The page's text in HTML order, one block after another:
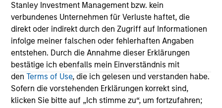
Stanley Investment Management bzw. kein
verbundenes Unternehmen für Verluste haftet, die
direkt oder indirekt durch den Zugriff auf Informationen
infolge meiner falschen oder fehlerhaften Angaben
entstehen. Durch die Annahme dieser Erklärungen
bestätige ich ebenfalls mein Einverständnis mit
denTerms of Use, die ich gelesen und verstanden habe.
Sofern die vorstehenden Erklärungen korrekt sind,
klicken Sie bitte auf „Ich stimme zu“, um fortzufahren;
May not represent all Team Members.
The information on this page is for informational
purposes only. The information contained herein does
not constitute and should not be construed as an
offering of advisory services or an offer to sell or a
solicitation of an offer to buy any securities in any